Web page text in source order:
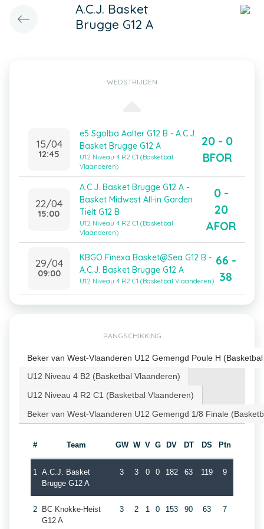
A.C.J. Basket
Brugge G12 A
WEDSTRIJDEN
15/04
12:45
e5 Sgolba Aalter G12 B - A.C.J.
Basket Brugge G12 A
U12 Niveau 4 R2 C1 (Basketbal
Vlaanderen)
20 - 0
BFOR
22/04
15:00
A.C.J. Basket Brugge G12 A -
Basket Midwest All-in Garden
Tielt G12 B
U12 Niveau 4 R2 C1 (Basketbal
Vlaanderen)
0 -
20
AFOR
29/04
09:00
KBGO Finexa Basket@Sea G12 B -
A.C.J. Basket Brugge G12 A
U12 Niveau 4 R2 C1 (Basketbal Vlaanderen)
66 -
38
RANGSCHIKKING
Beker van West-Vlaanderen U12 Gemengd Poule H
U12 Niveau 4 B2 (Basketbal Vlaanderen)
U12 Niveau 4 R2 C1 (Basketbal Vlaanderen)
Beker van West-Vlaanderen U12 Gemengd 1/8 Finale
# Team GW W V G DV DT DS Ptn
1 A.C.J. Basket
Brugge G12 A
3 3 0 0 182 63 119 9
2
BC Knokke-Heist
G12 A
3 2 1 0 153 90 63 7